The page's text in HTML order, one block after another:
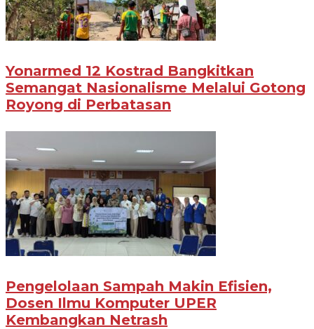
Yonarmed 12 Kostrad Bangkitkan
Semangat Nasionalisme Melalui Gotong
Royong di Perbatasan
Pengelolaan Sampah Makin Efisien,
Dosen Ilmu Komputer UPER
Kembangkan Netrash